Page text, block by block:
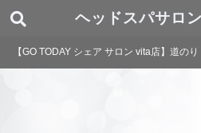
ヘッドスパサロ
【GO TODAY シェア サロン vita店】道の